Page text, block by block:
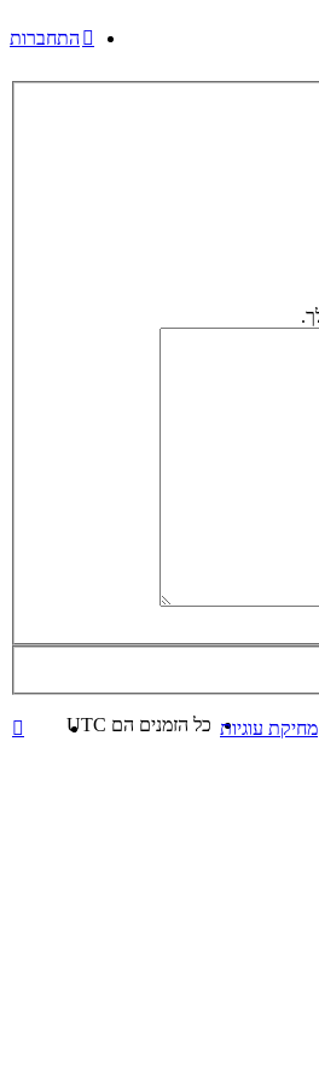
התחברות
כל הזמנים הם UTC מחיקת עוגיות